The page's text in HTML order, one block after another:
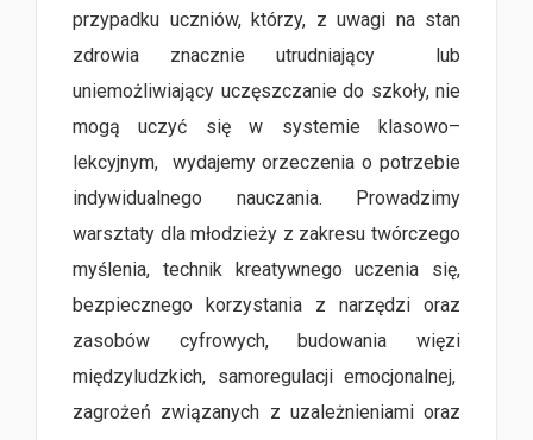
przypadku uczniów, którzy, z uwagi na stan
zdrowia znacznie utrudniający lub
uniemożliwiający uczęszczanie do szkoły, nie
mogą uczyć się w systemie klasowo–
lekcyjnym, wydajemy orzeczenia o potrzebie
indywidualnego nauczania. Prowadzimy
warsztaty dla młodzieży z zakresu twórczego
myślenia, technik kreatywnego uczenia się,
bezpiecznego korzystania z narzędzi oraz
zasobów cyfrowych, budowania więzi
międzyludzkich, samoregulacji emocjonalnej,
zagrożeń związanych z uzależnieniami oraz